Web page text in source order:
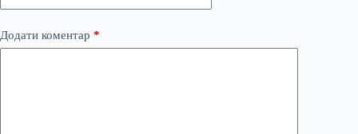
Додати коментар *